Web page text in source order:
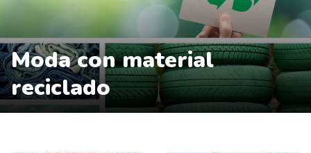
Moda con material
reciclado